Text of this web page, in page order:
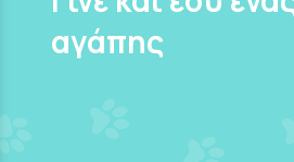
αγάπης